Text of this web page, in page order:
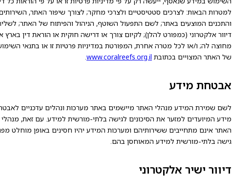
למטרות הבאות: לצרכים סטטיסטיים ולצרכי מחקר; לצורך שיפור האתר,
והתכנים המוצעים באתר; לשם התפעול השוטף, הניהול והפיתוח של האתר;
דיוור אלקטרוני (כמפורט להלן); לקיום צורך או דרישה חוקית או הוראת דין בארץ
מחוצה לה; ו/או לכל מטרה אחרת, המפורטת במדיניות פרטיות זו או בתנאי
של האתר המצויים בכתובת www.coralreefs.org.il
.
אבטחת מידע
לשם שמירת המידע מנהלי האתר מיישמים באתר מערכות ונהלים עדכניים
מידע המיועדים למזער את הסיכונים לגישה בלתי-מורשית למידע. עם זאת, מנהלי
האתר אינם מתחייבים ששירותיהם ומערכות המידע יהיו חסינים באופן מוחלט
גישה בלתי-מורשית למידע המאוחסן בהם.
דיוור ישיר אלקטרוני